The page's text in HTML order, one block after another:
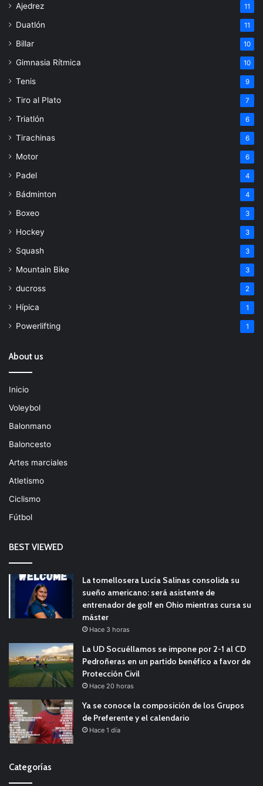
Ajedrez 11
Duatlón 11
Billar 10
Gimnasia Rítmica 10
Tenis 9
Tiro al Plato 7
Triatlón 6
Tirachinas 6
Motor 6
Padel 4
Bádminton 4
Boxeo 3
Hockey 3
Squash 3
Mountain Bike 3
ducross 2
Hípica 1
Powerlifting 1
About us
Inicio
Voleybol
Balonmano
Baloncesto
Artes marciales
Atletismo
Ciclismo
Fútbol
BEST VIEWED
La tomellosera Lucía Salinas consolida su
sueño americano: será asistente de
entrenador de golf en Ohio mientras cursa su
máster
Hace 3 horas
La UD Socuéllamos se impone por 2-1 al CD
Pedroñeras en un partido benéfico a favor de
Protección Civil
Hace 20 horas
Ya se conoce la composición de los Grupos
de Preferente y el calendario
Hace 1 día
Categorías